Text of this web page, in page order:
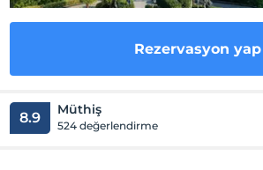
Rezervasyon yap
8.9 Müthiş
524 değerlendirme